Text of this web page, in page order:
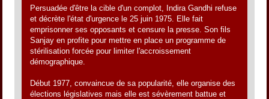
Persuadée d'être la cible d'un complot, Indira Gandhi refuse
et décrète l'état d'urgence le 25 juin 1975. Elle fait
emprisonner ses opposants et censure la presse. Son fils
Sanjay en profite pour mettre en place un programme de
stérilisation forcée pour limiter l'accroissement
démographique.
Début 1977, convaincue de sa popularité, elle organise des
élections législatives mais elle est sévèrement battue et